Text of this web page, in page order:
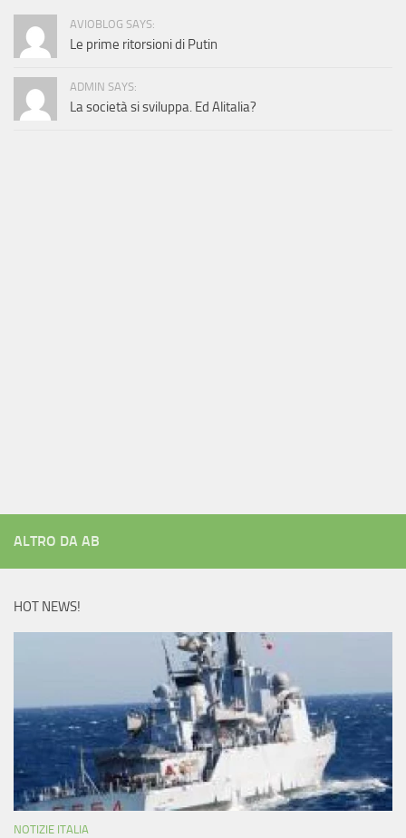
AVIOBLOG SAYS:
Le prime ritorsioni di Putin
ADMIN SAYS:
La società si sviluppa. Ed Alitalia?
ALTRO DA AB
HOT NEWS!
NOTIZIE ITALIA